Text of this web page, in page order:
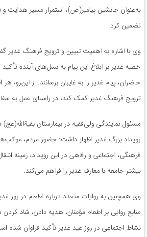
به‌عنوان جانشین پیامبر(ص)، استمرار مسیر هدایت
تضمین کرد.
وی با اشاره به اهمیت تبیین و ترویج فرهنگ غدیر
خطبه غدیر بر ابلاغ این پیام به نسل‌های آینده
حاضران، پیام غدیر را به غایبان برسانند. از این‌رو،
ترویج فرهنگ غدیر کمک کند، در راستای عمل به
مسئول نمایندگی ولی‌فقیه در بیمارستان بقیةالله(عج)
رویداد بزرگ غدیر اظهار داشت: حضور مردم،
فرهنگی، اجتماعی و رفاهی در این رویداد، زمینه
بیشتر جامعه با معارف غدیر را فراهم می‌کند.
وی همچنین به روایات متعدد درباره اطعام در روز
منابع روایی بر اطعام مؤمنان، هدیه دادن، شاد
نشاط اجتماعی در روز عید غدیر تأکید فراوان شده